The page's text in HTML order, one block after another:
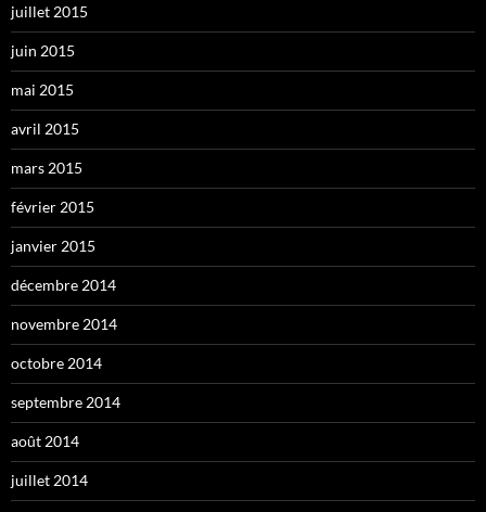
juillet 2015
juin 2015
mai 2015
avril 2015
mars 2015
février 2015
janvier 2015
décembre 2014
novembre 2014
octobre 2014
septembre 2014
août 2014
juillet 2014